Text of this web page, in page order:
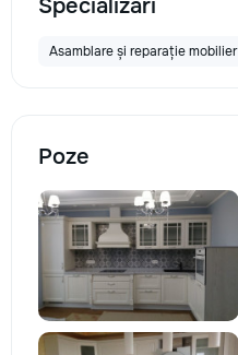
Specializări
Asamblare și reparație mobilier
Poze